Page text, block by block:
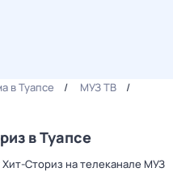
в Туапсе
МУЗ ТВ
в Туапсе
Сториз на телеканале МУЗ